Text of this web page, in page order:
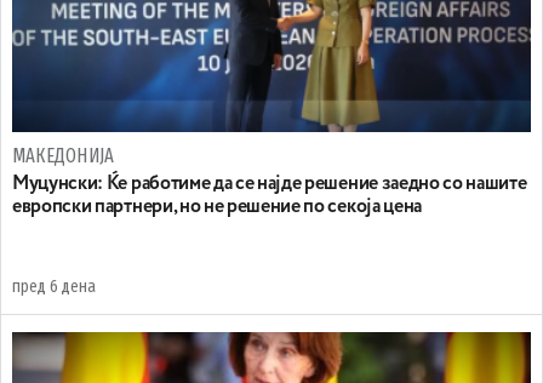
МАКЕДОНИЈА
Муцунски: Ќе работиме да се најде решение заедно со нашите
европски партнери, но не решение по секоја цена
пред 6 дена